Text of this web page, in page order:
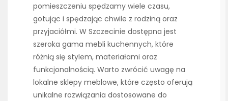
pomieszczeniu spędzamy wiele czasu,
gotując i spędzając chwile z rodziną oraz
przyjaciółmi. W Szczecinie dostępna jest
szeroka gama mebli kuchennych, które
różnią się stylem, materiałami oraz
funkcjonalnością. Warto zwrócić uwagę na
lokalne sklepy meblowe, które często oferują
unikalne rozwiązania dostosowane do